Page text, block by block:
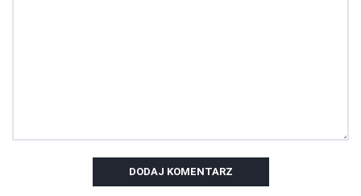
DODAJ KOMENTARZ